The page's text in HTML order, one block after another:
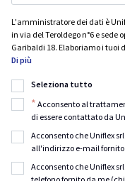
L'amministratore dei dati è
in via del Teroldego n°6 e sede
Garibaldi 18. Elaboriamo i tuoi
Di più
Seleziona tutto
* Acconsento al
di essere contattato da
Acconsento che Uniflex
all'indirizzo e-mail fornito
Acconsento che Uniflex